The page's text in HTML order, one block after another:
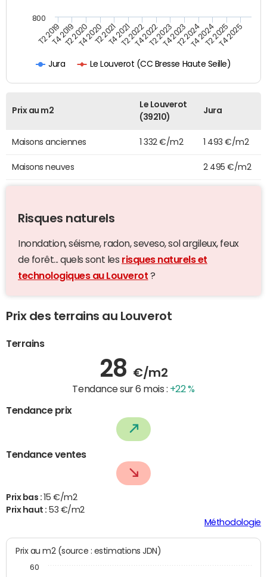
Jura Le Louverot (CC Bresse Haute Seille)
T2 2019T4 2019T2 2020T4 2020T2 2021T4 2021T2 2022T4 2022T2 2023T4 2023T2 2024T4 2024T2 2025T4 2025
800
Prix au m2
Le Louverot
(39210)
Jura
Maisons anciennes 1 332 €/m2 1 493 €/m2
Maisons neuves 2 495 €/m2
Risques naturels
Inondation, séisme, radon, seveso, sol argileux, feux
de forêt... quels sont les risques naturels et
technologiques au Louverot ?
Prix des terrains au Louverot
Terrains
28 €/m2
Tendance sur 6 mois : +22 %
Tendance prix
Tendance ventes
Prix bas : 15 €/m2
Prix haut : 53 €/m2
Méthodologie
Prix au m2 (source : estimations JDN)
60